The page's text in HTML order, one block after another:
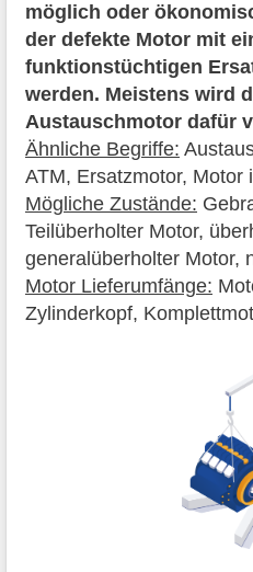
möglich oder
der defekte Motor mit
funktionstüchtigen
werden. Meistens wird
Austauschmotor dafür
Ähnliche Begriffe:
ATM, Ersatzmotor, Motor
Mögliche Zustände:
Teilüberholter Motor,
generalüberholter Motor,
Motor Lieferumfänge:
Zylinderkopf,